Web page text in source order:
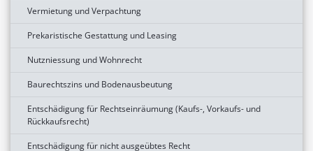
Vermietung und Verpachtung
Prekaristische Gestattung und Leasing
Nutzniessung und Wohnrecht
Baurechtszins und Bodenausbeutung
Entschädigung für Rechtseinräumung (Kaufs-, Vorkaufs- und
Rückkaufsrecht)
Entschädigung für nicht ausgeübtes Recht